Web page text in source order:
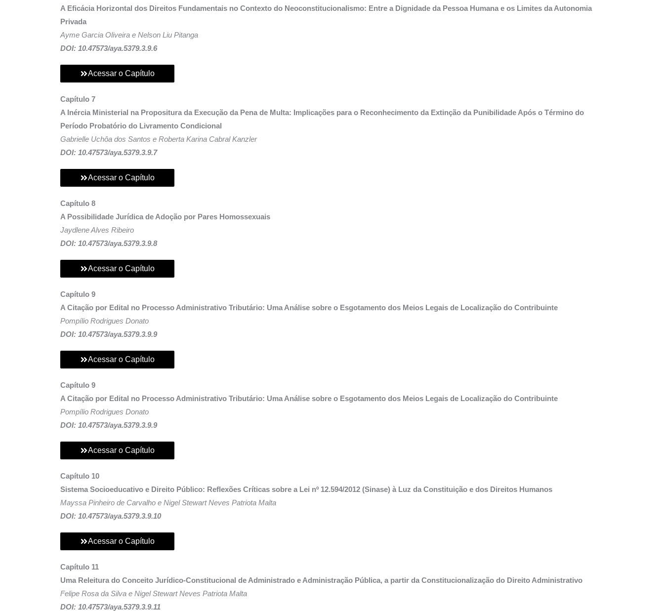
A Eficácia Horizontal dos Direitos Fundamentais no Contexto do Neoconstitucionalismo: Entre a Dignidade da Pessoa Humana e os Limites da Autonomia
Privada
Ayme Garcia Oliveira e Nelson Liu Pitanga
DOI: 10.47573/aya.5379.3.9.6
Acessar o Capítulo
Capítulo 7
A Inércia Ministerial na Propositura da Execução da Pena de Multa: Implicações para o Reconhecimento da Extinção da Punibilidade Após o Término do
Período Probatório do Livramento Condicional
Gabrielle Uchôa dos Santos e Roberta Karina Cabral Kanzler
DOI: 10.47573/aya.5379.3.9.7
Acessar o Capítulo
Capítulo 8
A Possibilidade Jurídica de Adoção por Pares Homossexuais
Jaydlene Alves Ribeiro
DOI: 10.47573/aya.5379.3.9.8
Acessar o Capítulo
Capítulo 9
A Citação por Edital no Processo Administrativo Tributário: Uma Análise sobre o Esgotamento dos Meios Legais de Localização do Contribuinte
Pompílio Rodrigues Donato
DOI: 10.47573/aya.5379.3.9.9
Acessar o Capítulo
Capítulo 9
A Citação por Edital no Processo Administrativo Tributário: Uma Análise sobre o Esgotamento dos Meios Legais de Localização do Contribuinte
Pompílio Rodrigues Donato
DOI: 10.47573/aya.5379.3.9.9
Acessar o Capítulo
Capítulo 10
Sistema Socioeducativo e Direito Público: Reflexões Críticas sobre a Lei nº 12.594/2012 (Sinase) à Luz da Constituição e dos Direitos Humanos
Mayssa Pinheiro de Carvalho e Nigel Stewart Neves Patriota Malta
DOI: 10.47573/aya.5379.3.9.10
Acessar o Capítulo
Capítulo 11
Uma Releitura do Conceito Jurídico-Constitucional de Administrado e Administração Pública, a partir da Constitucionalização do Direito Administrativo
Felipe Rosa da Silva e Nigel Stewart Neves Patriota Malta
DOI: 10.47573/aya.5379.3.9.11